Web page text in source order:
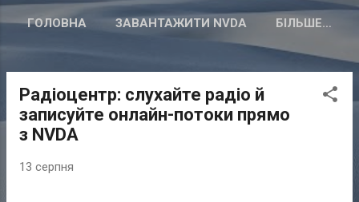
ГОЛОВНА ЗАВАНТАЖИТИ NVDA БІЛЬШЕ…
Радіоцентр: слухайте радіо й
записуйте онлайн-потоки прямо
з NVDA
13 серпня